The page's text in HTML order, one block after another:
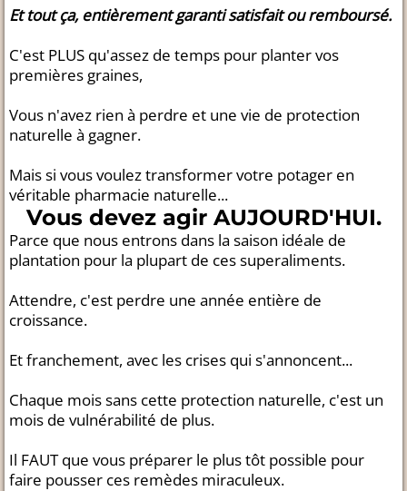
Et tout ça, entièrement garanti satisfait ou remboursé.
C'est PLUS qu'assez de temps pour planter vos
premières graines,
Vous n'avez rien à perdre et une vie de protection
naturelle à gagner.
Mais si vous voulez transformer votre potager en
véritable pharmacie naturelle...
Vous devez agir AUJOURD'HUI.
Parce que nous entrons dans la saison idéale de
plantation pour la plupart de ces superaliments.
Attendre, c'est perdre une année entière de
croissance.
Et franchement, avec les crises qui s'annoncent...
Chaque mois sans cette protection naturelle, c'est un
mois de vulnérabilité de plus.
Il FAUT que vous préparer le plus tôt possible pour
faire pousser ces remèdes miraculeux.